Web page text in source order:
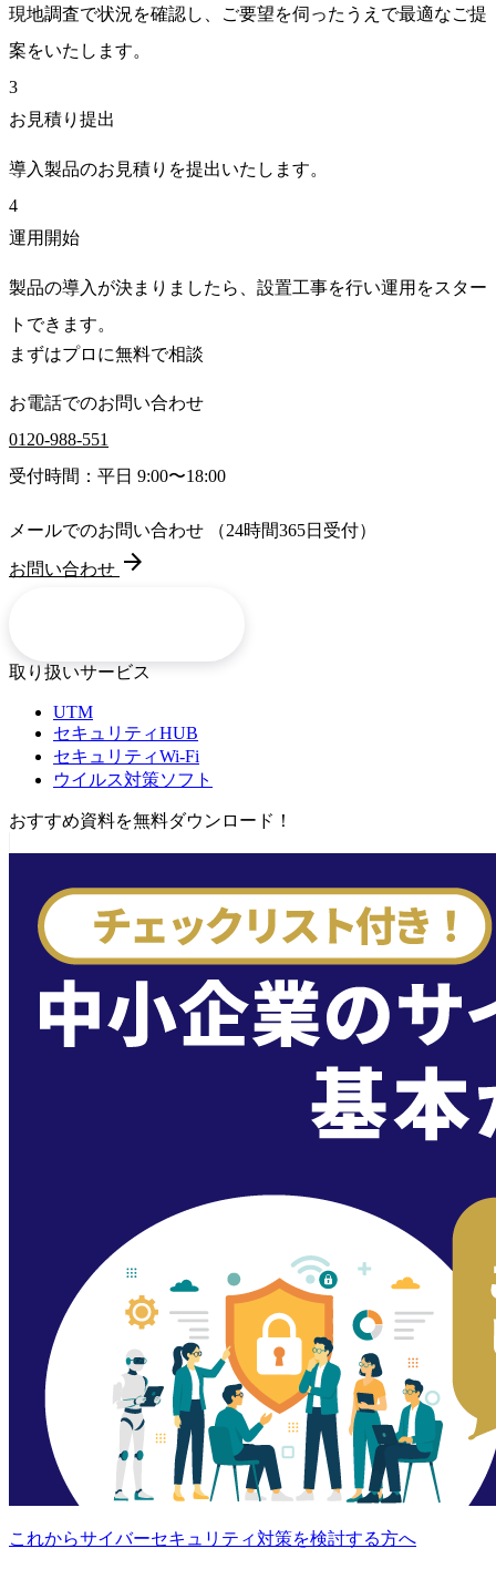
現地調査で状況を確認し、ご要望を伺ったうえで最適なご提
案をいたします。
3
お見積り提出
導入製品のお見積りを提出いたします。
4
運用開始
製品の導入が決まりましたら、設置工事を行い運用をスター
トできます。
まずはプロに無料で相談
お電話でのお問い合わせ
0120-988-551
受付時間：平日 9:00〜18:00
メールでのお問い合わせ （24時間365日受付）
お問い合わせ arrow_forward
取り扱いサービス
UTM
セキュリティHUB
セキュリティWi-Fi
ウイルス対策ソフト
おすすめ資料を無料ダウンロード！
これからサイバーセキュリティ対策を検討する方へ